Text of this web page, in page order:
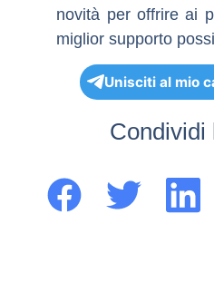
novità per offrire ai
miglior supporto
Unisciti al mio
Condividi